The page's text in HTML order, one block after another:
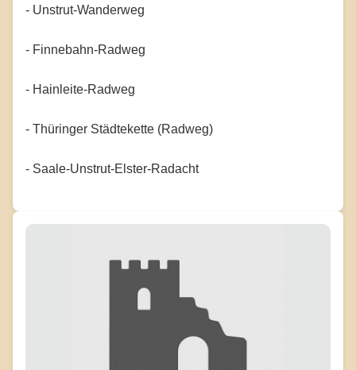
- Unstrut-Wanderweg
- Finnebahn-Radweg
- Hainleite-Radweg
- Thüringer Städtekette (Radweg)
- Saale-Unstrut-Elster-Radacht